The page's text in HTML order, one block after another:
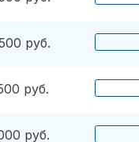
руб.
руб.
руб.